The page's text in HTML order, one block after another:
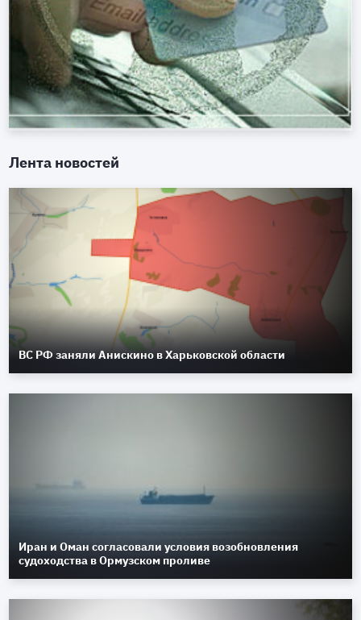
Лента новостей
ВС РФ заняли Анискино в Харьковской области
Иран и Оман согласовали условия возобновления
судоходства в Ормузском проливе